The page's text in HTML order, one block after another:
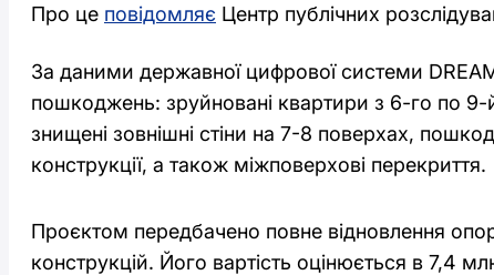
Про це повідомляє Центр публічних
За даними державної цифрової системи
пошкоджень: зруйновані квартири з 6-го по 9-й
знищені зовнішні стіни на 7-8 поверхах,
конструкції, а також міжповерхові перекриття.
Проєктом передбачено повне відновлення
конструкцій. Його вартість оцінюється в 7,4